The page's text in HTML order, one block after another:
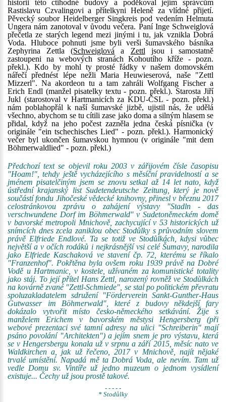
historii této ctihodné budovy a poděkoval jejím správcům
Rastislavu Czvalingovi a přítelkyni Heleně za vlídné přijetí.
Pěvecký soubor Heidelberger Singkreis pod vedením Helmuta
Ungera nám zanotoval v ůvodu večera. Paní Inge Schweiglová
přečetla ze starých legend mezi jinými i tu, jak vznikla Dobrá
Voda. Hluboce pohnuti jsme byli verši šumavského básníka
Zephyrina Zettla (Schweiglová a Zettl jsou i samostatně
zastoupeni na webových stranách Kohoutího kříže - pozn.
překl.). Kdo by mohl ty prosté řádky v našem domovském
nářečí přednést lépe nežli Maria Heuwieserová, naše "Zettl
Mizzerl". Na akordeon tu a tam zahráli Wolfgang Fischer a
Erich Endl (manžel pisatelky textu - pozn. překl.). Starosta Jiří
Jukl (starostoval v Hartmanicích za KDU-ČSL - pozn. překl.)
nám poblahopřál k naší šumavské jizbě, ujistil nás, že udělá
všechno, abychom se tu cítili zase jako doma a silným hlasem se
přidal, když na jeho počest zazněla jedna česká písnička (v
originále "ein tschechisches Lied" - pozn. překl.). Harmonický
večer byl ukončen šumavskou hymnou (v originále "mit dem
Böhmerwaldlied" - pozn. překl.)
Předchozí text se objevil roku 2003 v zářijovém čísle časopisu
"Hoam!", tehdy ještě vycházejícího s měsíční pravidelností a se
jménem pisatelčiným jsem se znovu setkal až 14 let nato, když
ústřední krajanský list Sudetendeutsche Zeitung, který je nově
součástí fondu Jihočeské vědecké knihovny, přinesl v březnu 2017
celostránkovou zprávu o zahájení výstavy "Stadln - das
verschwundene Dorf im Böhmerwald" v Sudetoněmeckém domě
v bavorské metropoli Mnichově, zachycující v 53 historických už
snímcích dnes zcela zaniklou obec Stodůlky s průvodním slovem
právě Elfriede Endlové. Ta se totiž ve Stodůlkách, kdysi vůbec
největší a v očích rodáků i nejkrásnější vsi celé Šumavy, narodila
jako Elfriede Kaschaková ve stavení čp. 72, kterému se říkalo
"Franzenhof". Pokřtěna byla ovšem roku 1939 právě na Dobré
Vodě u Hartmanic, v kostele, užívaném za komunistické totality
jako stáj. To její přítel Hans Zettl, narozený rovněž ve Stodůlkách
na kovárně zvané "Zettl-Schmiede", se stal po politickém převratu
spoluzakladatelem sdružení "Förderverein Sankt-Gunther-Haus
Gutwasser im Böhmerwald", které z budovy někdejší fary
dokázalo vytvořit místo česko-německého setkávání. Žije s
manželem Erichem v bavorském městysi Hengersberg (při
webové prezentaci své tamní adresy na ulici "Schreiberin" mají
psáno povolání "Architekten") a jejím snem je pro výstavu, která
se v Hengersbergu konala už v srpnu a září 2015, měsíc nato ve
Waldkirchen a, jak už řečeno, 2017 v Mnichově, najít nějaké
trvalé umístění. Napadá mě ta Dobrá Voda, ale nevím. Tam už
vedle Domu sv. Vintíře už jedno muzeum o jednom vysídlení
existuje... Čechy už jsou prostě takové.
- - - - -
* Stodůlky